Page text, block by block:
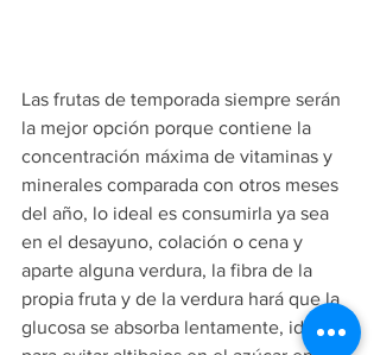
Las frutas de temporada siempre serán
la mejor opción porque contiene la
concentración máxima de vitaminas y
minerales comparada con otros meses
del año, lo ideal es consumirla ya sea
en el desayuno, colación o cena y
aparte alguna verdura, la fibra de la
propia fruta y de la verdura hará que la
glucosa se absorba lentamente, ideal